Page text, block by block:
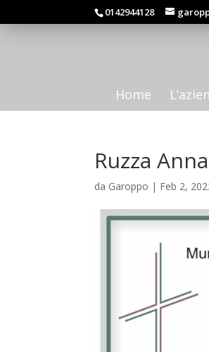
0142944128
Home
Ruzza
da Garoppo | Feb 2,